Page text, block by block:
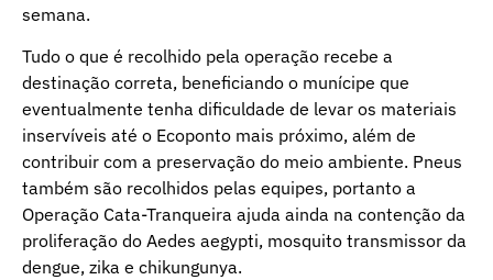
semana.
Tudo o que é recolhido pela operação recebe a
destinação correta, beneficiando o munícipe que
eventualmente tenha dificuldade de levar os materiais
inservíveis até o Ecoponto mais próximo, além de
contribuir com a preservação do meio ambiente. Pneus
também são recolhidos pelas equipes, portanto a
Operação Cata-Tranqueira ajuda ainda na contenção da
proliferação do Aedes aegypti, mosquito transmissor da
dengue, zika e chikungunya.